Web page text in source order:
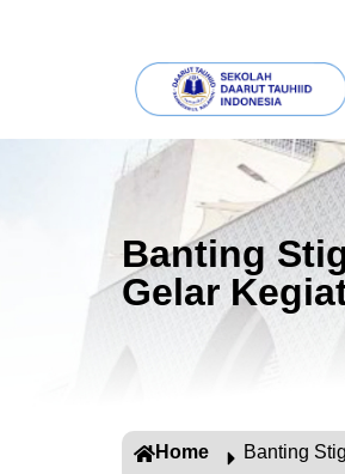
Banting
Gelar
Home Banting